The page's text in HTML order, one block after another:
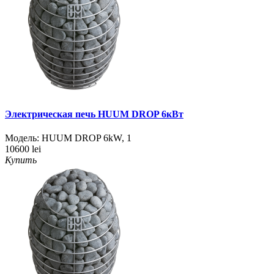
Электрическая печь HUUM DROP 6кВт
Модель: HUUM DROP 6kW, 1
10600 lei
Купить